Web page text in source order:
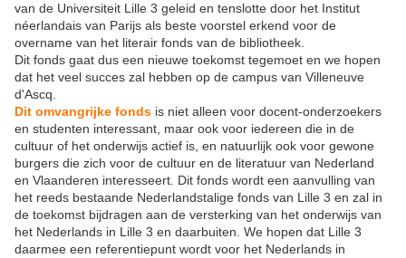
van de Universiteit Lille 3 geleid en tenslotte door het Institut
néerlandais van Parijs als beste voorstel erkend voor de
overname van het literair fonds van de bibliotheek.
Dit fonds gaat dus een nieuwe toekomst tegemoet en we hopen
dat het veel succes zal hebben op de campus van Villeneuve
d'Ascq.
Dit omvangrijke fonds is niet alleen voor docent-onderzoekers
en studenten interessant, maar ook voor iedereen die in de
cultuur of het onderwijs actief is, en natuurlijk ook voor gewone
burgers die zich voor de cultuur en de literatuur van Nederland
en Vlaanderen interesseert. Dit fonds wordt een aanvulling van
het reeds bestaande Nederlandstalige fonds van Lille 3 en zal in
de toekomst bijdragen aan de versterking van het onderwijs van
het Nederlands in Lille 3 en daarbuiten. We hopen dat Lille 3
daarmee een referentiepunt wordt voor het Nederlands in